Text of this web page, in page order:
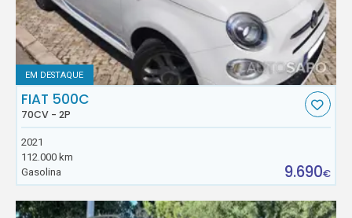
EM DESTAQUE
FIAT 500C
70CV - 2P
2021
112.000 km
Gasolina
9.690€